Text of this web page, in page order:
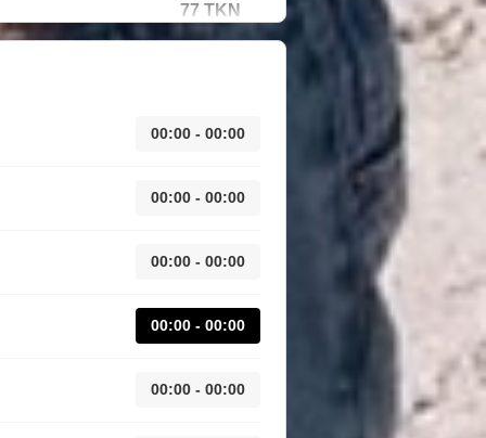
77 TKN
00:00 - 00:00
00:00 - 00:00
00:00 - 00:00
00:00 - 00:00
00:00 - 00:00